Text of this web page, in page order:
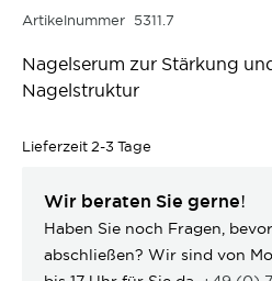
Artikelnummer 5311.7
Nagelserum zur Stärkung
Nagelstruktur
Lieferzeit 2-3 Tage
Wir beraten Sie gerne!
Haben Sie noch Fragen,
abschließen? Wir sind von